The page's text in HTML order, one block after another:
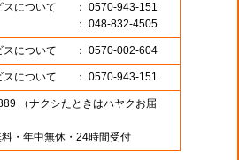
スについて
： 0570-943-151
： 048-832-4505
スについて ： 0570-002-604
スについて ： 0570-943-151
（ナクシたときはハヤクお届
・年中無休・24時間受付